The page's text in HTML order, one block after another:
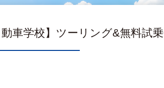
動車学校】ツーリング&無料試